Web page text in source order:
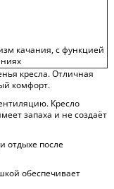
качания, с функцией
кресла. Отличная
комфорт.
Кресло
запаха и не создаёт
отдыхе после
обеспечивает